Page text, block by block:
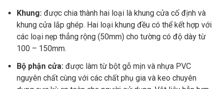
Khung: được chia thành hai loại là khung cửa cố định và
khung cửa lắp ghép. Hai loại khung đều có thể kết hợp với
các loại nẹp thẳng rộng (50mm) cho tường có độ dày từ
100 – 150mm.
Bộ phận cửa: được làm từ bột gỗ mịn và nhựa PVC
nguyên chất cùng với các chất phụ gia và keo chuyên